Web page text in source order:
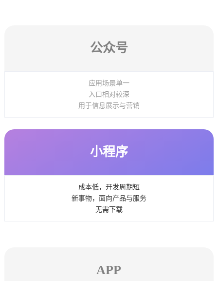
公众号
应用场景单一
入口相对较深
用于信息展示与营销
小程序
成本低，开发周期短
新事物，面向产品与服务
无需下载
APP